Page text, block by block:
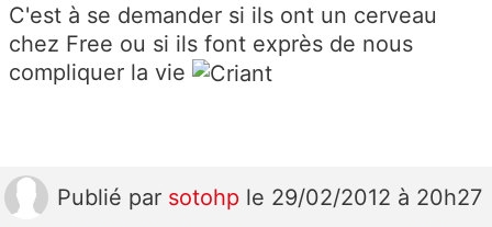
C'est à se demander si ils ont un cerveau
chez Free ou si ils font exprès de nous
compliquer la vie
Publié par sotohp le 29/02/2012 à 20h27